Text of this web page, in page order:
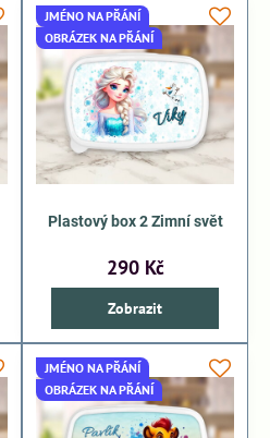
JMÉNO NA PŘÁNÍ
OBRÁZEK NA PŘÁNÍ
Plastový box 2 Zimní svět
290 Kč
Zobrazit
JMÉNO NA PŘÁNÍ
OBRÁZEK NA PŘÁNÍ